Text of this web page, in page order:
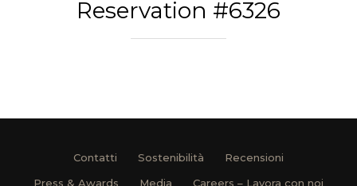
Reservation #6326
Contatti Sostenibilità
Recensioni
Press & Awards
Media
Careers – Lavora con noi